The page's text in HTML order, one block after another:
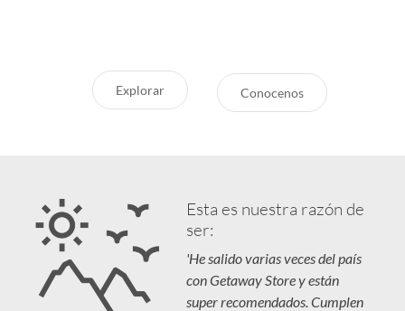
Explorar Conocenos
Esta es nuestra razón de
ser:
'He salido varias veces del país
con Getaway Store y están
super recomendados. Cumplen